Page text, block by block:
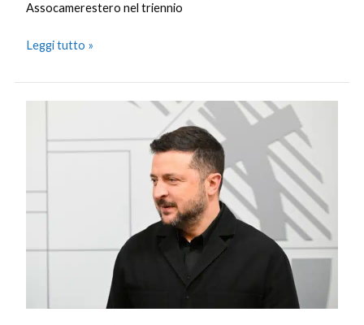
Assocamerestero nel triennio
Leggi tutto »
Trump